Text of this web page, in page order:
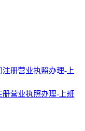
营业执照办理-上班